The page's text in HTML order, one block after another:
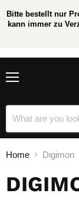
Bitte bestellt nur
kann immer zu
Home Digimon